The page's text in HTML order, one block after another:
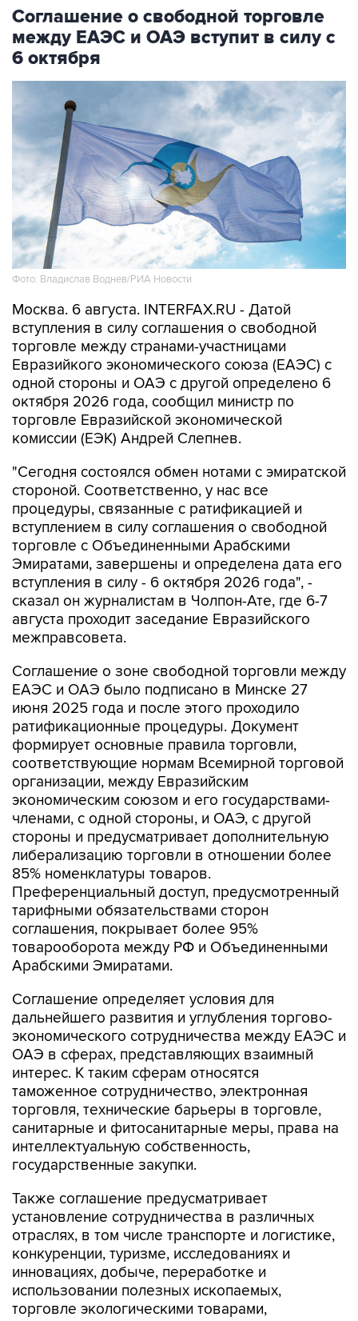
Соглашение о свободной торговле
между ЕАЭС и ОАЭ вступит в силу с
6 октября
Фото: Владислав Воднев/РИА Новости
Москва. 6 августа. INTERFAX.RU - Датой
вступления в силу соглашения о свободной
торговле между странами-участницами
Евразийкого экономического союза (ЕАЭС) с
одной стороны и ОАЭ с другой определено 6
октября 2026 года, сообщил министр по
торговле Евразийской экономической
комиссии (ЕЭК) Андрей Слепнев.
"Сегодня состоялся обмен нотами с эмиратской
стороной. Соответственно, у нас все
процедуры, связанные с ратификацией и
вступлением в силу соглашения о свободной
торговле с Объединенными Арабскими
Эмиратами, завершены и определена дата его
вступления в силу - 6 октября 2026 года", -
сказал он журналистам в Чолпон-Ате, где 6-7
августа проходит заседание Евразийского
межправсовета.
Соглашение о зоне свободной торговли между
ЕАЭС и ОАЭ было подписано в Минске 27
июня 2025 года и после этого проходило
ратификационные процедуры. Документ
формирует основные правила торговли,
соответствующие нормам Всемирной торговой
организации, между Евразийским
экономическим союзом и его государствами-
членами, с одной стороны, и ОАЭ, с другой
стороны и предусматривает дополнительную
либерализацию торговли в отношении более
85% номенклатуры товаров.
Преференциальный доступ, предусмотренный
тарифными обязательствами сторон
соглашения, покрывает более 95%
товарооборота между РФ и Объединенными
Арабскими Эмиратами.
Соглашение определяет условия для
дальнейшего развития и углубления торгово-
экономического сотрудничества между ЕАЭС и
ОАЭ в сферах, представляющих взаимный
интерес. К таким сферам относятся
таможенное сотрудничество, электронная
торговля, технические барьеры в торговле,
санитарные и фитосанитарные меры, права на
интеллектуальную собственность,
государственные закупки.
Также соглашение предусматривает
установление сотрудничества в различных
отраслях, в том числе транспорте и логистике,
конкуренции, туризме, исследованиях и
инновациях, добыче, переработке и
использовании полезных ископаемых,
торговле экологическими товарами,